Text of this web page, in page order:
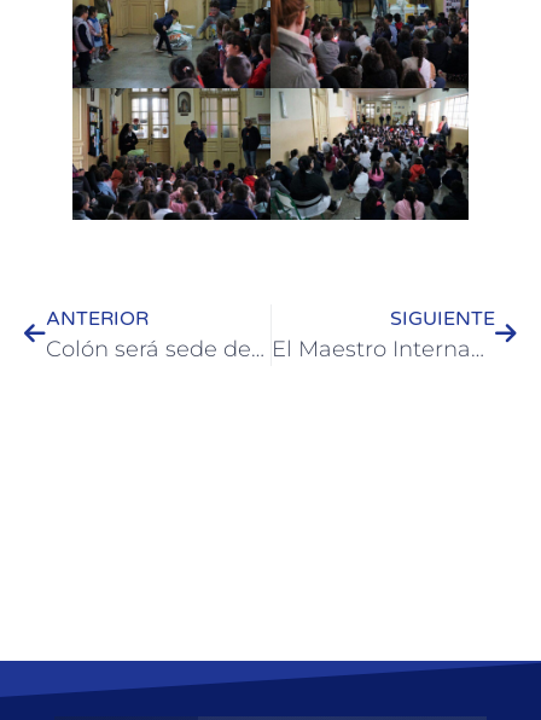
ANTERIOR
Colón será sede de una fecha del Campeonato Sudamericano de Footgolf y de un torneo provincial
SIGUIENTE
El Maestro Internacional de Ajedrez Alejo de Dovitiis llega a Colón